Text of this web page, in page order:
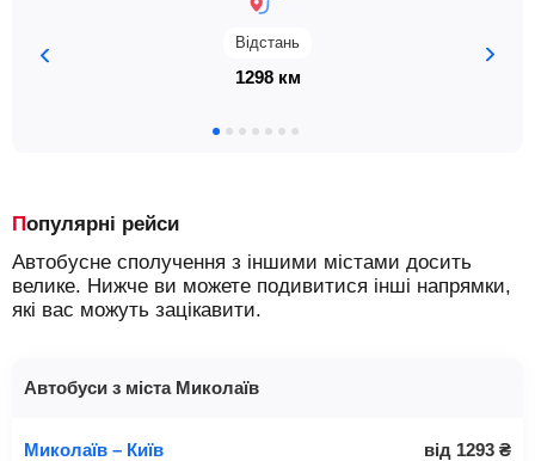
Відстань
1298 км
Популярні рейси
Автобусне сполучення з іншими містами досить
велике. Нижче ви можете подивитися інші напрямки,
які вас можуть зацікавити.
Автобуси з міста Миколаїв
Миколаїв – Київ від 1293 ₴